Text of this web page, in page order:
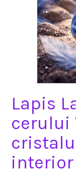
Lapis
cerului
interior